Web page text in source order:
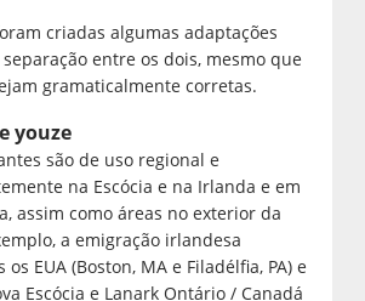
criadas algumas adaptações
entre os dois, mesmo que
gramaticalmente corretas.
youze
são de uso regional e
na Escócia e na Irlanda e em
assim como áreas no exterior da
a emigração irlandesa
EUA (Boston, MA e Filadélfia, PA) e
Escócia e Lanark Ontário / Canadá